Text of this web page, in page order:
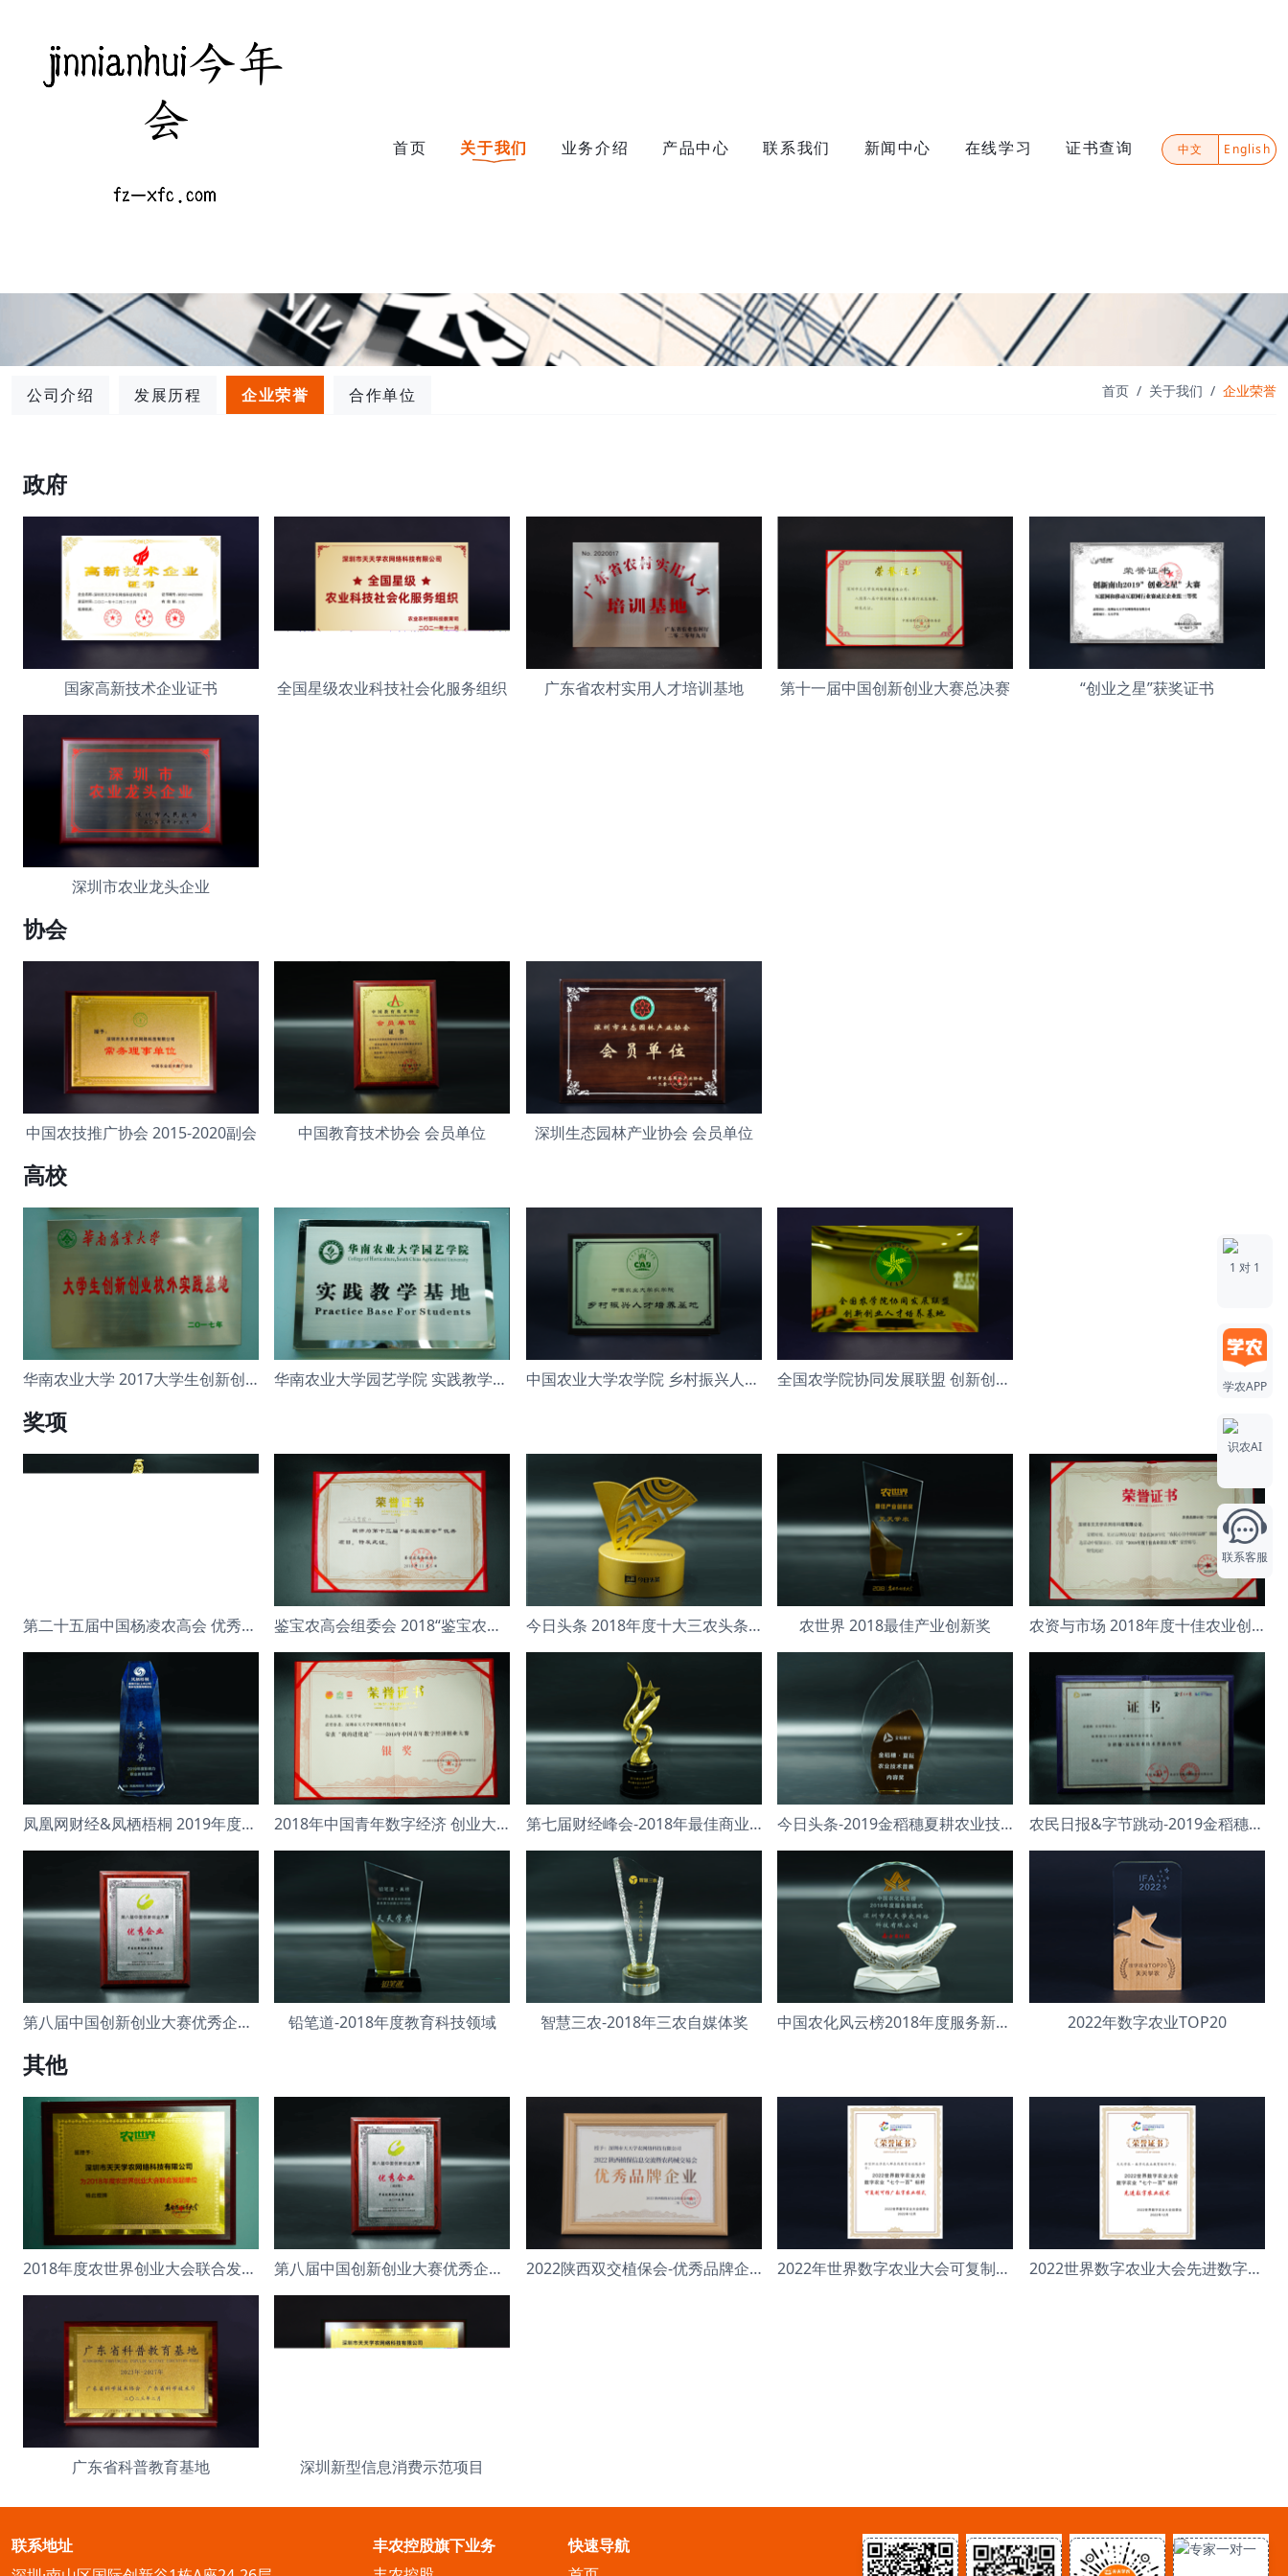
首页 关于我们 业务介绍 产品中心 联系我们 新闻中心 在线学习 证书查询 中文 English
公司介绍 发展历程 企业荣誉 合作单位 首页 关于我们 企业荣誉
政府
国家高新技术企业证书 全国星级农业科技社会化服务组织 广东省农村实用人才培训基地 第十一届中国创新创业大赛总决赛 “创业之星”获奖证书
深圳市农业龙头企业
协会
中国农技推广协会 2015-2020副会 中国教育技术协会 会员单位 深圳生态园林产业协会 会员单位
高校
华南农业大学 2017大学生创新创业校外 华南农业大学园艺学院 实践教学基地 中国农业大学农学院 乡村振兴人才培养基地 全国农学院协同发展联盟 创新创业人才培养
奖项
第二十五届中国杨凌农高会 优秀展示奖 鉴宝农高会组委会 2018“鉴宝农高会” 今日头条 2018年度十大三农头条号 农世界 2018最佳产业创新奖 农资与市场 2018年度十佳农业创新大奖
凤凰网财经&凤栖梧桐 2019年度影响力 2018年中国青年数字经济 创业大赛银奖 第七届财经峰会-2018年最佳商业模式 今日头条-2019金稻穗夏耕农业技术普惠内容奖” 农民日报&字节跳动-2019金稻穗夏耕农业技术普惠内容奖
第八届中国创新创业大赛优秀企业 成长组 铅笔道-2018年度教育科技领域 智慧三农-2018年三农自媒体奖 中国农化风云榜2018年度服务新模式 2022年数字农业TOP20
其他
2018年度农世界创业大会联合发起单位 第八届中国创新创业大赛优秀企业 成长组 2022陕西双交植保会-优秀品牌企业 2022年世界数字农业大会可复制可推广数字农业模 2022世界数字农业大会先进数字农业技术
广东省科普教育基地 深圳新型信息消费示范项目
1 对 1
学农APP
识农AI
联系客服
联系地址
丰农控股旗下业务
快速导航